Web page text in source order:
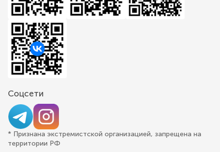
Соцсети
* Признана экстремистской организацией, запрещена на
территории РФ